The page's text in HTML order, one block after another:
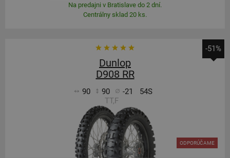
Na predajni v Bratislave do 2 dní.
Centrálny sklad 20 ks.
-51%
Dunlop
D908 RR
90 90 -21
54S
TT,F
ODPORÚČAME